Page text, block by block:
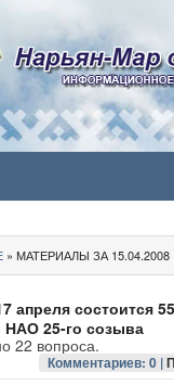
» МАТЕРИАЛЫ ЗА 15.04.2008
апреля состоится
НАО 25-го созыва
22 вопроса.
Комментариев: 0 |